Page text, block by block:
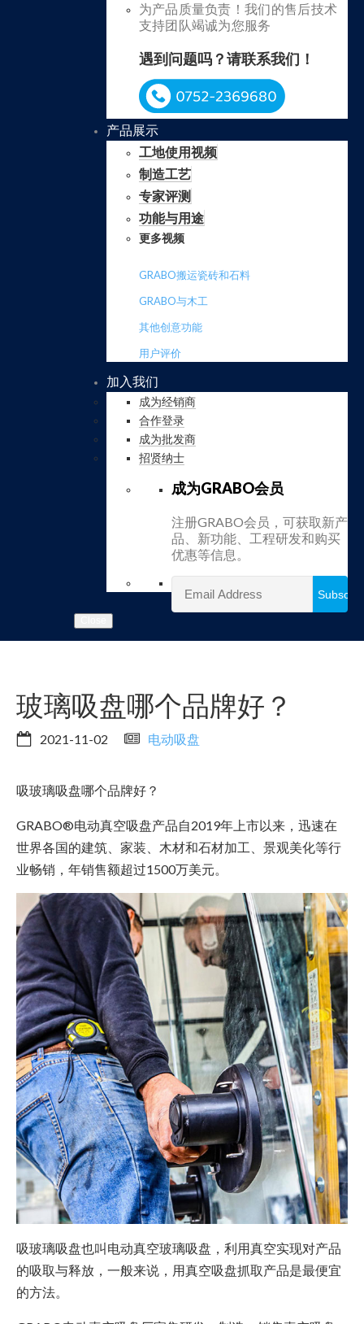
为产品质量负责！我们的售后技术
支持团队竭诚为您服务
遇到问题吗？请联系我们！
产品展示
工地使用视频
制造工艺
专家评测
功能与用途
更多视频
GRABO搬运瓷砖和石料
GRABO与木工
其他创意功能
用户评价
加入我们
成为经销商
合作登录
成为批发商
招贤纳士
成为GRABO会员
注册GRABO会员，可获取新产
品、新功能、工程研发和购买
优惠等信息。
玻璃吸盘哪个品牌好？
2021-11-02 电动吸盘
吸玻璃吸盘哪个品牌好？
GRABO®电动真空吸盘产品自2019年上市以来，迅速在
世界各国的建筑、家装、木材和石材加工、景观美化等行
业畅销，年销售额超过1500万美元。
吸玻璃吸盘也叫电动真空玻璃吸盘，利用真空实现对产品
的吸取与释放，一般来说，用真空吸盘抓取产品是最便宜
的方法。